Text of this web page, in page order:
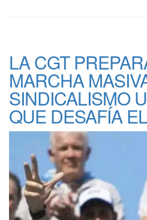
LA CGT
MARCHA
SINDICALISMO
QUE DESAFÍA